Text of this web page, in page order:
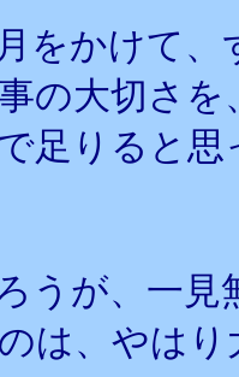
をかけて
の大切さ
足りると
うが、一
は、やは